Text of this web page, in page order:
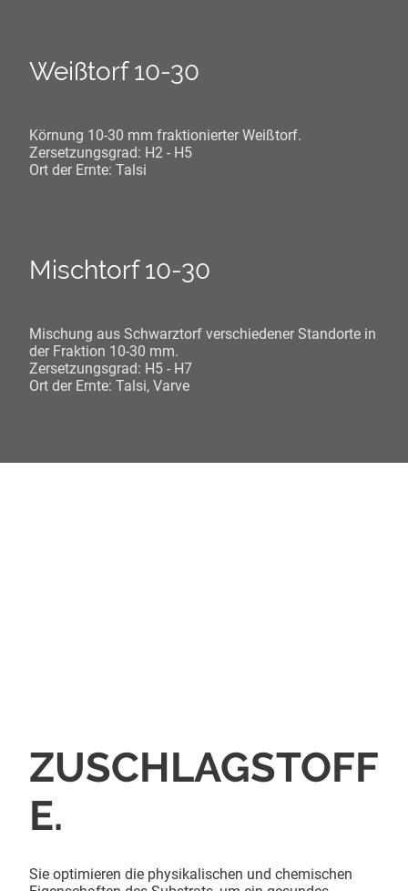
Weißtorf 10-30
Körnung 10-30 mm fraktionierter Weißtorf.
Zersetzungsgrad: H2 - H5
Ort der Ernte: Talsi
Mischtorf 10-30
Mischung aus Schwarztorf verschiedener Standorte in
der Fraktion 10-30 mm.
Zersetzungsgrad: H5 - H7
Ort der Ernte: Talsi, Varve
ZUSCHLAGSTOFF
E.
Sie optimieren die physikalischen und chemischen